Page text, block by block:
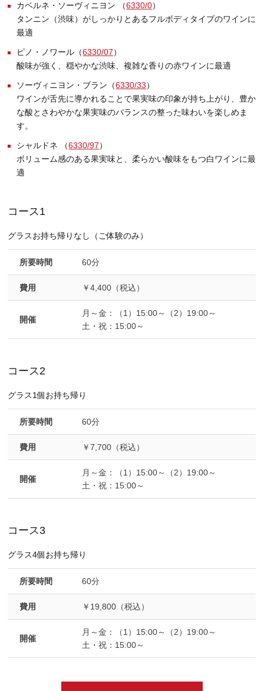
カベルネ・ソーヴィニヨン （6330/0）
タンニン（渋味）がしっかりとあるフルボディタイプのワインに
最適
ピノ・ノワール（6330/07）
酸味が強く、穏やかな渋味、複雑な香りの赤ワインに最適
ソーヴィニヨン・ブラン（6330/33）
ワインが舌先に導かれることで果実味の印象が持ち上がり、豊か
な酸とさわやかな果実味のバランスの整った味わいを楽しめま
す。
シャルドネ （6330/97）
ボリューム感のある果実味と、柔らかい酸味をもつ白ワインに最
適
コース1
グラスお持ち帰りなし（ご体験のみ）
所要時間 60分
費用 ￥4,400（税込）
開催
月～金：（1）15:00～（2）19:00～
土・祝：15:00～
コース2
グラス1個お持ち帰り
所要時間 60分
費用 ￥7,700（税込）
開催
月～金：（1）15:00～（2）19:00～
土・祝：15:00～
コース3
グラス4個お持ち帰り
所要時間 60分
費用 ￥19,800（税込）
開催
月～金：（1）15:00～（2）19:00～
土・祝：15:00～